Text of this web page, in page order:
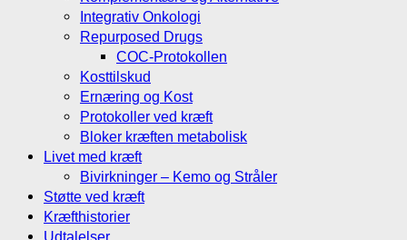
Integrativ Onkologi
Repurposed Drugs
COC-Protokollen
Kosttilskud
Ernæring og Kost
Protokoller ved kræft
Bloker kræften metabolisk
Livet med kræft
Bivirkninger – Kemo og Stråler
Støtte ved kræft
Kræfthistorier
Udtalelser